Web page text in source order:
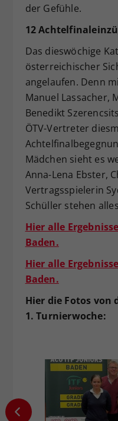
der Gefühle.
12
Das dieswöchige
österreichischer
angelaufen. Denn
Manuel Lassacher,
Benedikt
ÖTV-Vertreter
Mädchen sieht es
Anna-Lena Ebster,
Vertragsspielerin
Schüller stehen
Hier alle
Baden.
Hier alle
Baden.
Hier die Fotos von
1. Turnierwoche: